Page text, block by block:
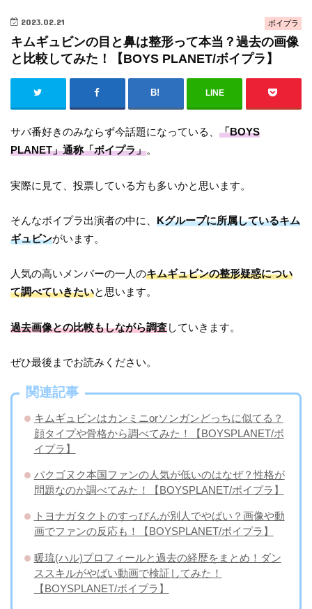
ボイプラ
2023.02.21
キムギュビンの目と鼻は整形って本当？過去の画像
と比較してみた！【BOYS PLANET/ボイプラ】
LINE
サバ番好きのみならず今話題になっている、「BOYS
PLANET」通称「ボイプラ」。
実際に見て、投票している方も多いかと思います。
そんなボイプラ出演者の中に、Kグループに所属しているキム
ギュビンがいます。
人気の高いメンバーの一人のキムギュビンの整形疑惑につい
て調べていきたいと思います。
過去画像との比較もしながら調査していきます。
ぜひ最後までお読みください。
関連記事
キムギュビンはカンミニorソンガンどっちに似てる？
顔タイプや骨格から調べてみた！【BOYSPLANET/ボ
イプラ】
パクゴヌク本国ファンの人気が低いのはなぜ？性格が
問題なのか調べてみた！【BOYSPLANET/ボイプラ】
トヨナガタクトのすっぴんが別人でやばい？画像や動
画でファンの反応も！【BOYSPLANET/ボイプラ】
暖琉(ハル)プロフィールと過去の経歴をまとめ！ダン
ススキルがやばい動画で検証してみた！
【BOYSPLANET/ボイプラ】